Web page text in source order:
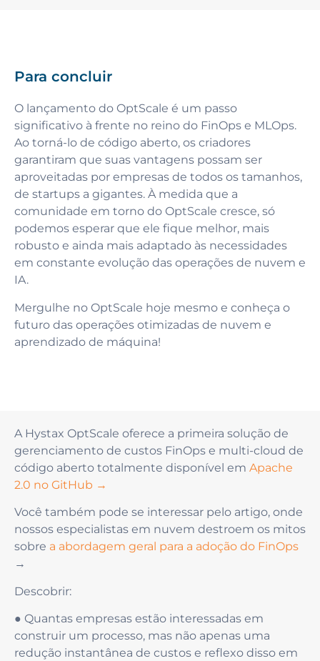
Para concluir
O lançamento do OptScale é um passo
significativo à frente no reino do FinOps e MLOps.
Ao torná-lo de código aberto, os criadores
garantiram que suas vantagens possam ser
aproveitadas por empresas de todos os tamanhos,
de startups a gigantes. À medida que a
comunidade em torno do OptScale cresce, só
podemos esperar que ele fique melhor, mais
robusto e ainda mais adaptado às necessidades
em constante evolução das operações de nuvem e
IA.
Mergulhe no OptScale hoje mesmo e conheça o
futuro das operações otimizadas de nuvem e
aprendizado de máquina!
A Hystax OptScale oferece a primeira solução de
gerenciamento de custos FinOps e multi-cloud de
código aberto totalmente disponível em Apache
2.0 no GitHub →
Você também pode se interessar pelo artigo, onde
nossos especialistas em nuvem destroem os mitos
sobre a abordagem geral para a adoção do FinOps
→
Descobrir:
● Quantas empresas estão interessadas em
construir um processo, mas não apenas uma
redução instantânea de custos e reflexo disso em